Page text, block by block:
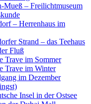
Mueß – Freilichtmuseum
– Herrenhaus im
Strand – das Teehaus
Fluß
Trave im Sommer
Trave im Winter
im Dezember
Insel in der Ostsee